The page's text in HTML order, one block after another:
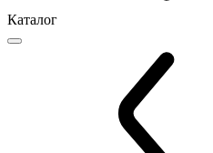
Каталог